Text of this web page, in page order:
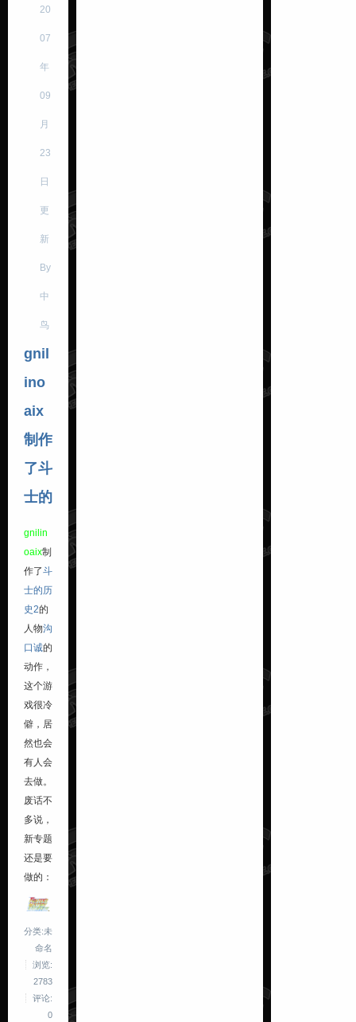
20
07
年
09
月
23
日
更
新
By
中
鸟
gnil
ino
aix
制作
了斗
士的
gnilin
oaix制
作了斗
士的历
史2的
人物沟
口诚的
动作，
这个游
戏很冷
僻，居
然也会
有人会
去做。
废话不
多说，
新专题
还是要
做的：
分类:未
命名
浏览:
2783
评论:
0